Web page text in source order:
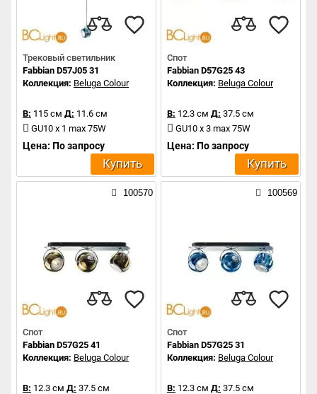
Трековый светильник
Fabbian D57J05 31
Коллекция: Beluga Colour
В: 115 см Д: 11.6 см
GU10 x 1 max 75W
Цена: По запросу
Купить
Спот
Fabbian D57G25 43
Коллекция: Beluga Colour
В: 12.3 см Д: 37.5 см
GU10 x 3 max 75W
Цена: По запросу
Купить
100570
Спот
Fabbian D57G25 41
Коллекция: Beluga Colour
В: 12.3 см Д: 37.5 см
100569
Спот
Fabbian D57G25 31
Коллекция: Beluga Colour
В: 12.3 см Д: 37.5 см